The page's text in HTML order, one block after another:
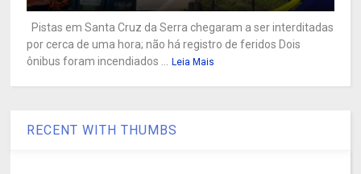
Pistas em Santa Cruz da Serra chegaram a ser interditadas
por cerca de uma hora; não há registro de feridos Dois
ônibus foram incendiados ...
Leia Mais
RECENT WITH THUMBS